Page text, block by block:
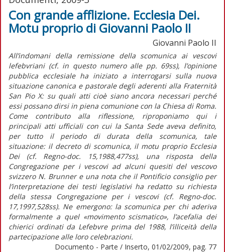
Con grande afflizione. Ecclesia Dei.
Motu proprio di Giovanni Paolo II
Giovanni Paolo II
All’indomani della remissione della scomunica ai vescovi
lefebvriani (cf. in questo numero alle pp. 69ss), l’opinione
pubblica ecclesiale ha iniziato a interrogarsi sulla nuova
situazione canonica e pastorale degli aderenti alla Fraternità
San Pio X: su quali atti cioè siano ancora necessari perché
essi possano dirsi in piena comunione con la Chiesa di Roma.
Come contributo alla riflessione, riproponiamo qui i
principali atti ufficiali con cui la Santa Sede aveva definito,
per tutto il periodo di durata della scomunica, tale
situazione: il decreto di scomunica, il motu proprio Ecclesia
Dei (cf. Regno-doc. 15,1988,477ss), una risposta della
Congregazione per i vescovi ad alcuni quesiti del vescovo
svizzero N. Brunner e una nota che il Pontificio consiglio per
l’interpretazione dei testi legislativi ha redatto su richiesta
della stessa Congregazione per i vescovi (cf. Regno-doc.
17,1997,528ss). Ne emergono: la scomunica per chi aderiva
formalmente a quel «movimento scismatico», l’acefalia dei
chierici ordinati da Lefebvre prima del 1988, l’illiceità della
partecipazione alle loro celebrazioni.
Documento - Parte / Inserto, 01/02/2009, pag. 77